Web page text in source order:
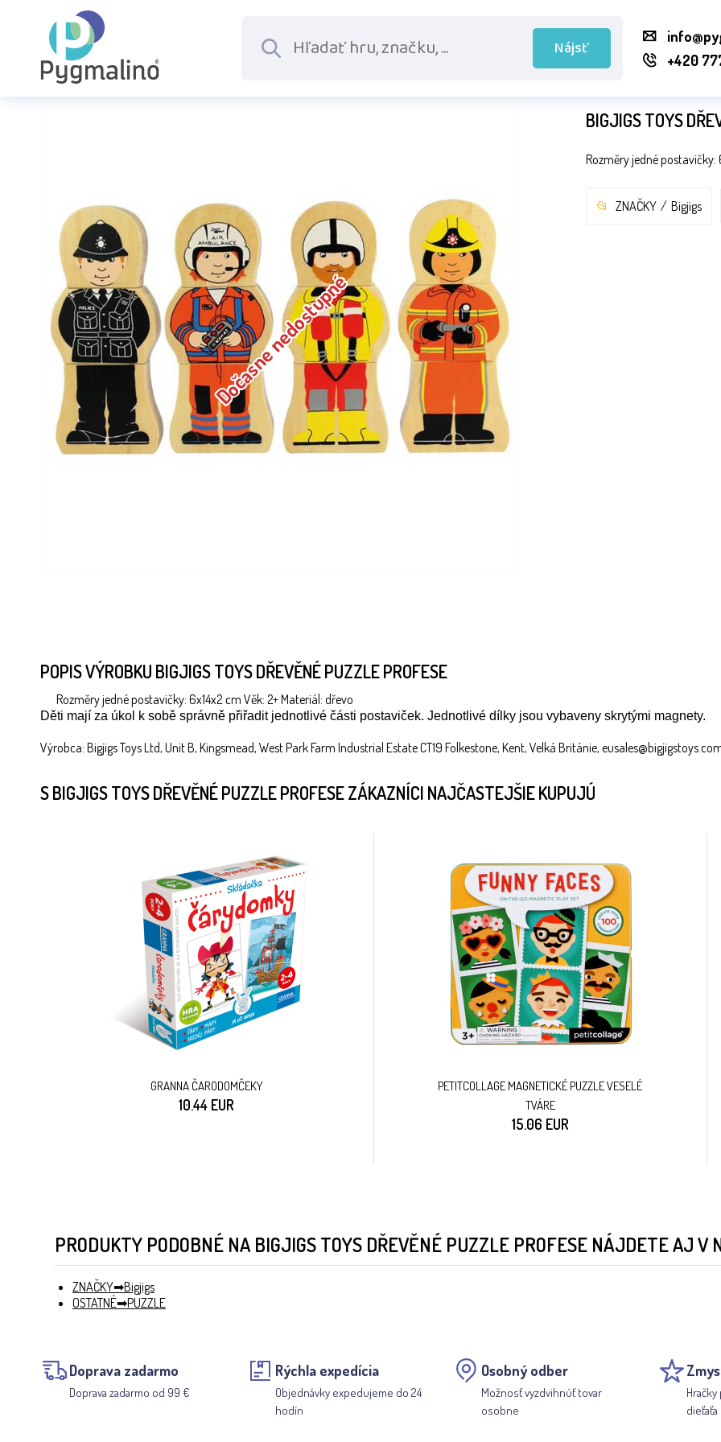
Nájsť
+420
Dočasne nedostupné
BIGJIGS TOYS
Rozměry jedné postavičky:
ZNAČKY Bigjigs
POPIS VÝROBKU BIGJIGS TOYS DŘEVĚNÉ PUZZLE PROFESE
Rozměry jedné postavičky: 6x14x2 cm Věk: 2+ Materiál: dřevo
Děti mají za úkol k sobě správně přiřadit jednotlivé části postaviček. Jednotlivé dílky jsou vybaveny skrytými magnety.
Výrobca: Bigjigs Toys Ltd, Unit B, Kingsmead, West Park Farm Industrial Estate CT19 Folkestone, Kent, Velká Británie,
S BIGJIGS TOYS DŘEVĚNÉ PUZZLE PROFESE ZÁKAZNÍCI NAJČASTEJŠIE KUPUJÚ
GRANNA ČARODOMČEKY
10.44 EUR
PETITCOLLAGE MAGNETICKÉ PUZZLE VESELÉ
TVÁRE
15.06 EUR
PRODUKTY PODOBNÉ NA BIGJIGS TOYS DŘEVĚNÉ PUZZLE PROFESE NÁJDETE AJ V
ZNAČKY
Bigjigs
OSTATNÉ
PUZZLE
Doprava zadarmo
Doprava zadarmo od 99 €
Rýchla expedícia
Objednávky expedujeme do 24
hodín
Osobný odber
Možnosť vyzdvihnúť tovar
osobne
dieťaťa